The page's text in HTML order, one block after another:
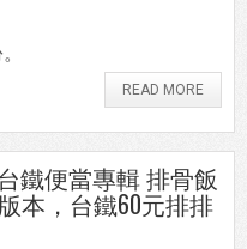
READ MORE
鐵便當專輯 排骨飯
本，台鐵60元排排